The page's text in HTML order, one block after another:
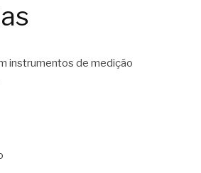
instrumentos de medição